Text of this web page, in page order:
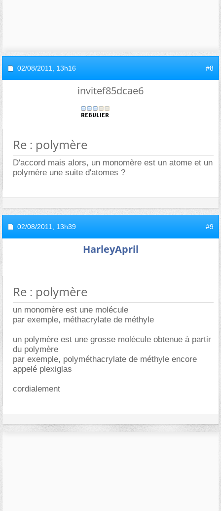
02/08/2011, 13h16 #8
invitef85dcae6
Re : polymère
D'accord mais alors, un monomère est un atome et un
polymère une suite d'atomes ?
02/08/2011, 13h39 #9
HarleyApril
Re : polymère
un monomère est une molécule
par exemple, méthacrylate de méthyle
un polymère est une grosse molécule obtenue à partir
du polymère
par exemple, polyméthacrylate de méthyle encore
appelé plexiglas
cordialement